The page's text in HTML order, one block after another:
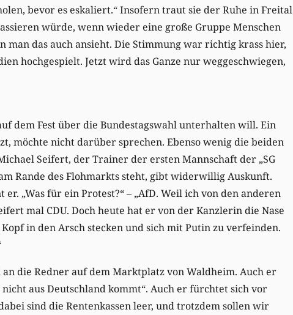
bevor es eskaliert.“ Insofern traut sie der Ruhe in Freital
würde, wenn wieder eine große Gruppe Menschen
man das auch ansieht. Die Stimmung war richtig krass hier,
hochgespielt. Jetzt wird das Ganze nur weggeschwiegen,
dem Fest über die Bundestagswahl unterhalten will. Ein
möchte nicht darüber sprechen. Ebenso wenig die beiden
Seifert, der Trainer der ersten Mannschaft der „SG
Rande des Flohmarkts steht, gibt widerwillig Auskunft.
„Was für ein Protest?“ – „AfD. Weil ich von den anderen
mal CDU. Doch heute hat er von der Kanzlerin die Nase
in den Arsch stecken und sich mit Putin zu verfeinden.
die Redner auf dem Marktplatz von Waldheim. Auch er
aus Deutschland kommt“. Auch er fürchtet sich vor
sind die Rentenkassen leer, und trotzdem sollen wir